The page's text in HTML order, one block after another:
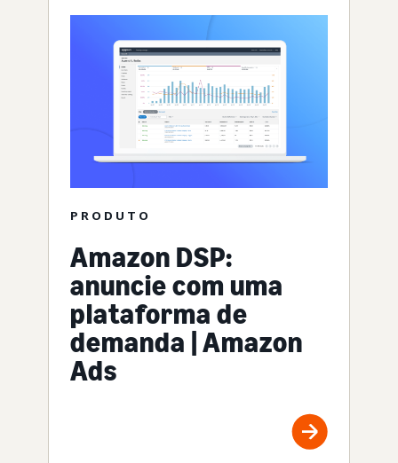
PRODUTO
Amazon DSP:
anuncie com uma
plataforma de
demanda | Amazon
Ads